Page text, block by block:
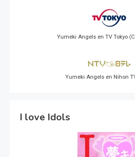
Yumeki Angels en TV Tokyo
Yumeki Angels en Nihon
I love Idols